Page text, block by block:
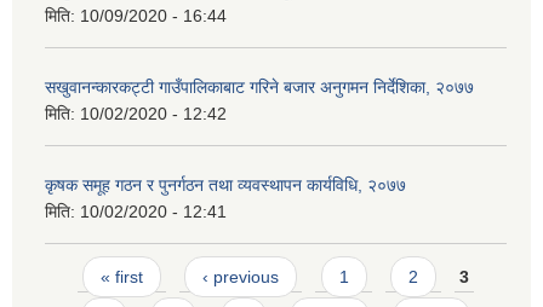
मिति: 10/09/2020 - 16:44
सखुवानन्कारकट्टी गाउँपालिकाबाट गरिने बजार अनुगमन निर्देशिका, २०७७
मिति: 10/02/2020 - 12:42
कृषक समूह गठन र पुनर्गठन तथा व्यवस्थापन कार्यविधि, २०७७
मिति: 10/02/2020 - 12:41
Pages
« first ‹ previous 1 2 3